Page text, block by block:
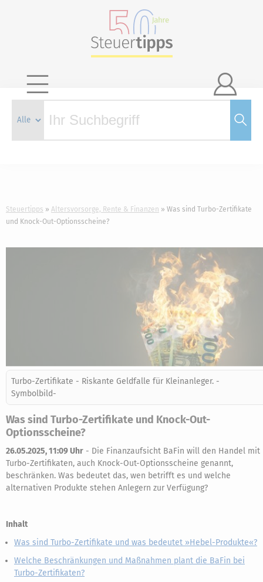

Steuertipps Altersvorsorge, Rente & Finanzen
Was sind Turbo-Zertifikate
und Knock-Out-Optionsscheine?
Turbo-Zertifikate - Riskante Geldfalle für Kleinanleger. -
Symbolbild-
Was sind Turbo-Zertifikate und Knock-Out-
Optionsscheine?
26.05.2025, 11:09 Uhr - Die Finanzaufsicht BaFin will den Handel mit
Turbo-Zertifikaten, auch Knock-Out-Optionsscheine genannt,
beschränken. Was bedeutet das, wen betrifft es und welche
alternativen Produkte stehen Anlegern zur Verfügung?
Inhalt
Was sind Turbo-Zertifikate und was bedeutet »Hebel-Produkte«?
Welche Beschränkungen und Maßnahmen plant die BaFin bei
Turbo-Zertifikaten?